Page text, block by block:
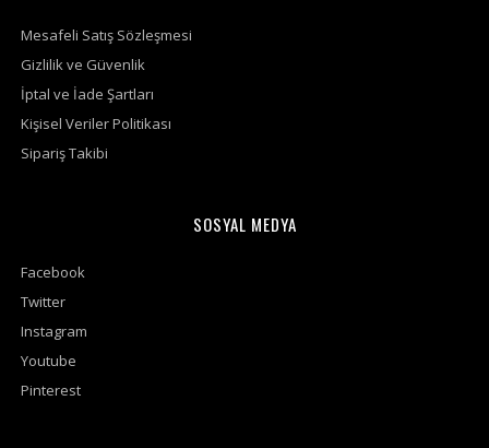
Mesafeli Satış Sözleşmesi
Gizlilik ve Güvenlik
İptal ve İade Şartları
Kişisel Veriler Politikası
Sipariş Takibi
SOSYAL MEDYA
Facebook
Twitter
Instagram
Youtube
Pinterest